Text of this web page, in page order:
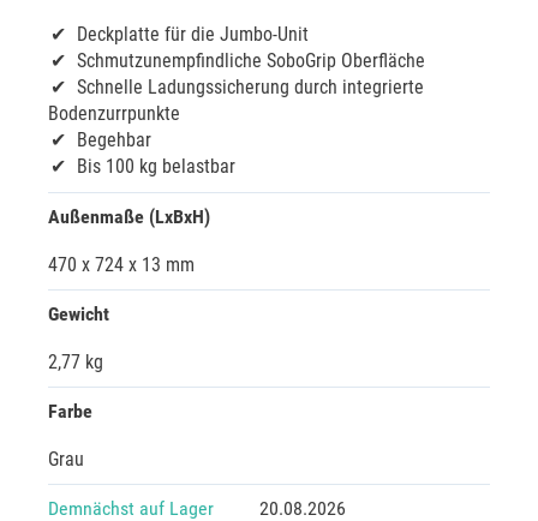
Deckplatte für die Jumbo-Unit
Schmutzunempfindliche SoboGrip Oberfläche
Schnelle Ladungssicherung durch integrierte
Bodenzurrpunkte
Begehbar
Bis 100 kg belastbar
Außenmaße (LxBxH)
470 x 724 x 13 mm
Gewicht
2,77 kg
Farbe
Grau
Demnächst auf Lager 20.08.2026